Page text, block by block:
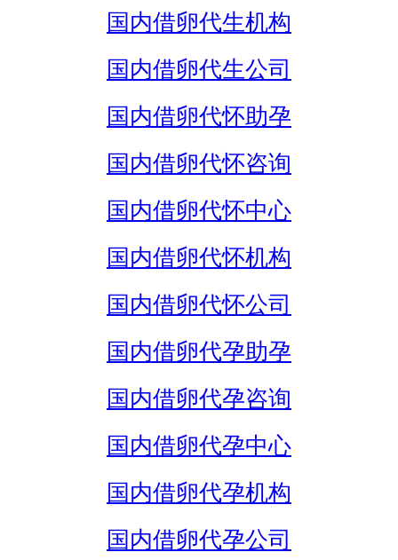
国内借卵代生机构
国内借卵代生公司
国内借卵代怀助孕
国内借卵代怀咨询
国内借卵代怀中心
国内借卵代怀机构
国内借卵代怀公司
国内借卵代孕助孕
国内借卵代孕咨询
国内借卵代孕中心
国内借卵代孕机构
国内借卵代孕公司